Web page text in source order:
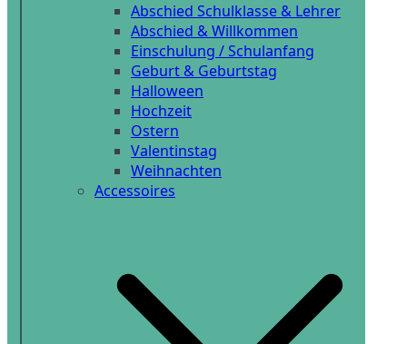
Abschied Schulklasse & Lehrer
Abschied & Willkommen
Einschulung / Schulanfang
Geburt & Geburtstag
Halloween
Hochzeit
Ostern
Valentinstag
Weihnachten
Accessoires